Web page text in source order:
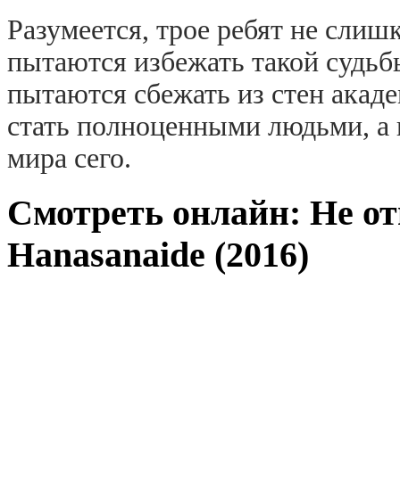
Разумеется, трое ребят не
пытаются избежать такой
пытаются сбежать из стен
стать полноценными людьми,
мира сего.
Смотреть онлайн: Не
Hanasanaide (2016)